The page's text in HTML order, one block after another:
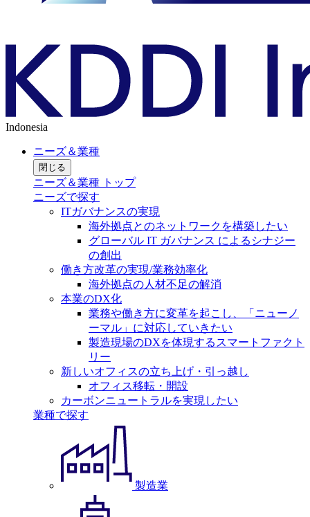
Indonesia
ニーズ＆業種
閉じる
ニーズ＆業種 トップ
ニーズで探す
ITガバナンスの実現
海外拠点とのネットワークを構築したい
グローバル IT ガバナンス によるシナジー
の創出
働き方改革の実現/業務効率化
海外拠点の人材不足の解消
本業のDX化
業務や働き方に変革を起こし、「ニューノ
ーマル」に対応していきたい
製造現場のDXを体現するスマートファクト
リー
新しいオフィスの立ち上げ・引っ越し
オフィス移転・開設
カーボンニュートラルを実現したい
業種で探す
製造業